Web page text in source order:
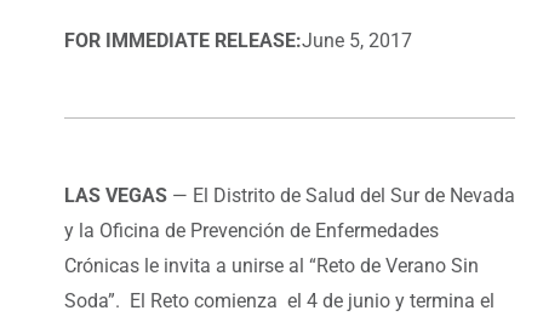
FOR IMMEDIATE RELEASE:June 5, 2017
LAS VEGAS — El Distrito de Salud del Sur de Nevada
y la Oficina de Prevención de Enfermedades
Crónicas le invita a unirse al “Reto de Verano Sin
Soda”. El Reto comienza el 4 de junio y termina el